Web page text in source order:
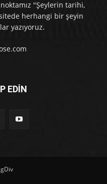
"Şeylerin tarihi,
herhangi bir şeyin
yazıyoruz.
EDİN